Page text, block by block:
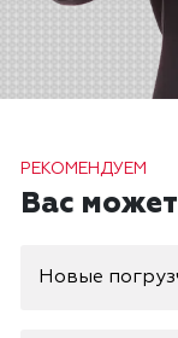
РЕКОМЕНДУЕМ
Вас
Новые